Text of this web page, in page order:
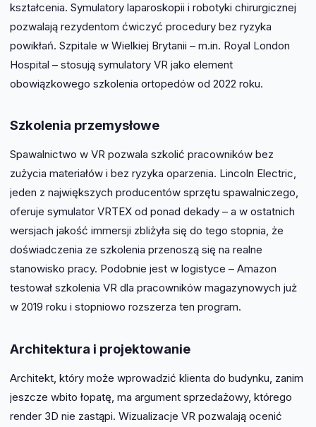
kształcenia. Symulatory laparoskopii i robotyki chirurgicznej
pozwalają rezydentom ćwiczyć procedury bez ryzyka
powikłań. Szpitale w Wielkiej Brytanii – m.in. Royal London
Hospital – stosują symulatory VR jako element
obowiązkowego szkolenia ortopedów od 2022 roku.
Szkolenia przemysłowe
Spawalnictwo w VR pozwala szkolić pracowników bez
zużycia materiałów i bez ryzyka oparzenia. Lincoln Electric,
jeden z największych producentów sprzętu spawalniczego,
oferuje symulator VRTEX od ponad dekady – a w ostatnich
wersjach jakość immersji zbliżyła się do tego stopnia, że
doświadczenia ze szkolenia przenoszą się na realne
stanowisko pracy. Podobnie jest w logistyce – Amazon
testował szkolenia VR dla pracowników magazynowych już
w 2019 roku i stopniowo rozszerza ten program.
Architektura i projektowanie
Architekt, który może wprowadzić klienta do budynku, zanim
jeszcze wbito łopatę, ma argument sprzedażowy, którego
render 3D nie zastąpi. Wizualizacje VR pozwalają ocenić